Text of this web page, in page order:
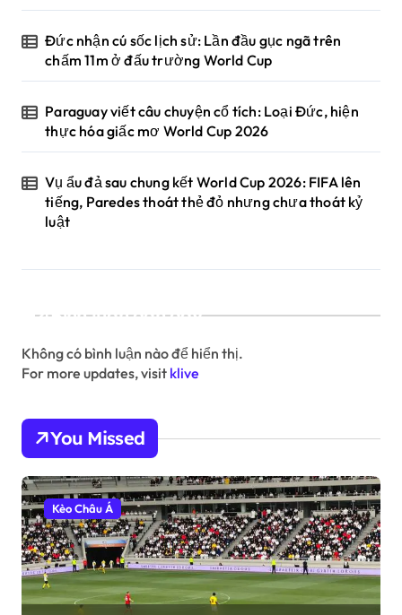
Đức nhận cú sốc lịch sử: Lần đầu gục ngã trên
chấm 11m ở đấu trường World Cup
Paraguay viết câu chuyện cổ tích: Loại Đức, hiện
thực hóa giấc mơ World Cup 2026
Vụ ẩu đả sau chung kết World Cup 2026: FIFA lên
tiếng, Paredes thoát thẻ đỏ nhưng chưa thoát kỷ
luật
Bình luận gần đây
Không có bình luận nào để hiển thị.
For more updates, visit klive
You Missed
Kèo Châu Á